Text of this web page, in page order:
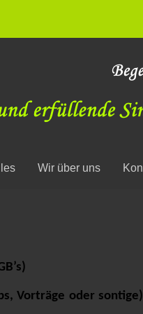
Wir über uns
Vorträge oder